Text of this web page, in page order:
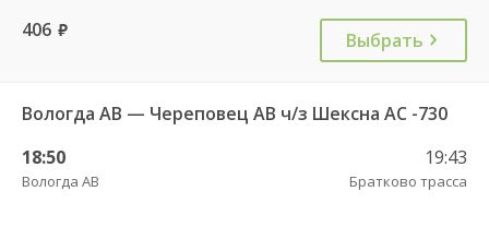
406 руб. Выбрать
Вологда АВ — Череповец АВ ч/з Шексна АC -730
18:50
Вологда АВ
19:43
Братково трасса